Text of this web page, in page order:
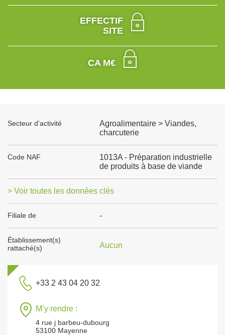
EFFECTIF
SITE
CA M€
Secteur d'activité
Agroalimentaire > Viandes,
charcuterie
Code NAF
1013A - Préparation industrielle
de produits à base de viande
> Voir toutes les données clés
Filiale de -
Établissement(s)
rattaché(s)
Aucun
+33 2 43 04 20 32
M’y rendre :
4 rue j barbeu-dubourg
53100 Mayenne